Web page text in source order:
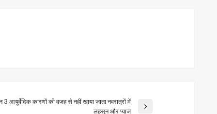
3 आयुर्वेदिक कारणों की वजह से नहीं खाया जाता नवरात्रों में
लहसुन और प्याज